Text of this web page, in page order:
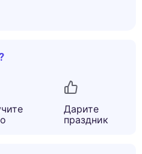
Дарите
праздник